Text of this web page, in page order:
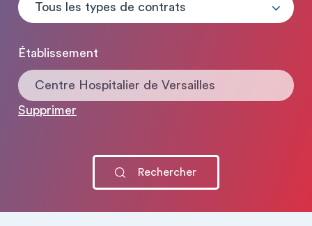
Tous les types de contrats
Établissement
Centre Hospitalier de Versailles
Supprimer